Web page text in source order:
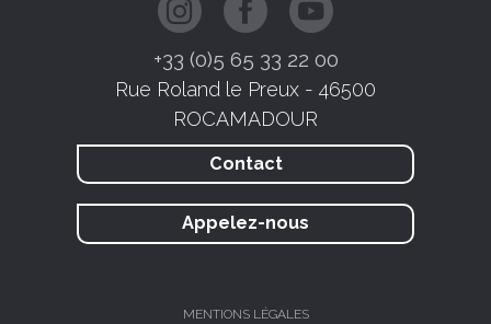
+33 (0)5 65 33 22 00
Rue Roland le Preux - 46500
ROCAMADOUR
Contact
Appelez-nous
MENTIONS LÉGALES